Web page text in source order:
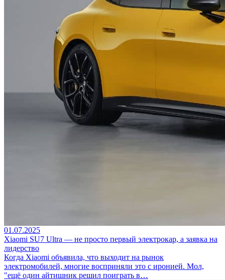
01.07.2025
Xiaomi SU7 Ultra — не просто первый электрокар, а заявка на
лидерство
Когда Xiaomi объявила, что выходит на рынок
электромобилей, многие восприняли это с иронией. Мол,
"ещё один айтишник решил поиграть в…